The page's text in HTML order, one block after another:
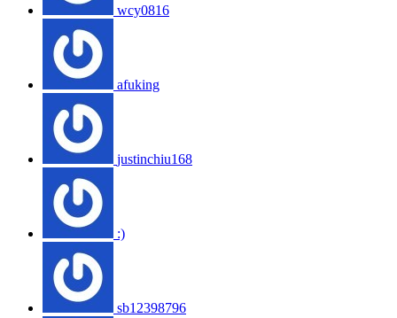
wcy0816
afuking
justinchiu168
:)
sb12398796